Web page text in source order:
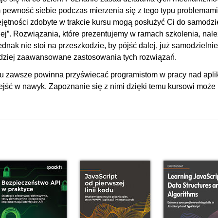
siebie podczas mierzenia się z tego typu
zdobyte w trakcie kursu mogą posłużyć Ci do
Rozwiązania, które prezentujemy w ramach szkolenia,
nie stoi na przeszkodzie, by pójść dalej, już
zaawansowane zastosowania tych rozwiązań.
zawsze powinna przyświecać programistom w pracy nad
w nawyk. Zapoznanie się z nimi dzięki temu kursowi może